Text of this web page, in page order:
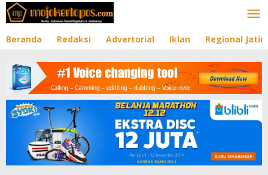
Lewati
ke
Beranda Redaksi Advertorial Iklan Regional Jatim